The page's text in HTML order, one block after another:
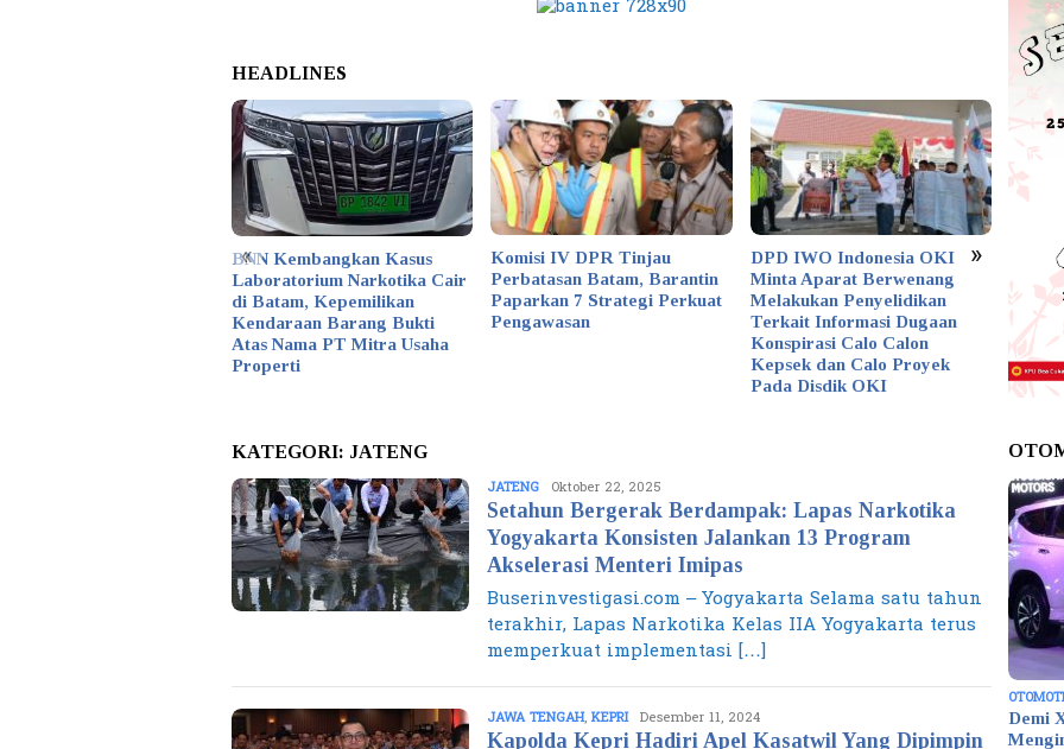
HEADLINES
« »
BNN Kembangkan Kasus
Laboratorium Narkotika Cair
di Batam, Kepemilikan
Kendaraan Barang Bukti
Atas Nama PT Mitra Usaha
Properti
Komisi IV DPR Tinjau
Perbatasan Batam, Barantin
Paparkan 7 Strategi Perkuat
Pengawasan
DPD IWO Indonesia OKI
Minta Aparat Berwenang
Melakukan Penyelidikan
Terkait Informasi Dugaan
Konspirasi Calo Calon
Kepsek dan Calo Proyek
Pada Disdik OKI
MUI
KATEGORI: JATENG
JATENG Hadi
Oktober 22, 2025
Setahun Bergerak Berdampak: Lapas Narkotika
Yogyakarta Konsisten Jalankan 13 Program
Akselerasi Menteri Imipas
Buserinvestigasi.com – Yogyakarta Selama satu tahun
terakhir, Lapas Narkotika Kelas IIA Yogyakarta terus
memperkuat implementasi […]
JAWA TENGAH, KEPRIHadi
Desember 11, 2024
Kapolda Kepri Hadiri Apel Kasatwil Yang Dipimpin
Demi